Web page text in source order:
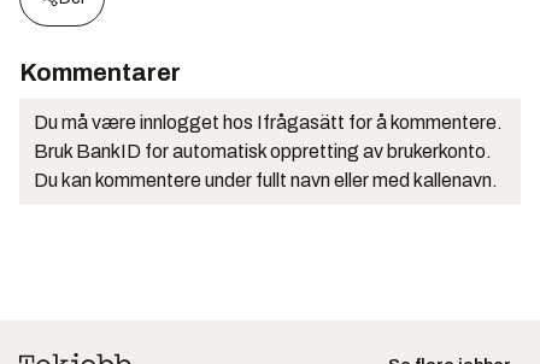
Kommentarer
Du må være innlogget hos Ifrågasätt for å kommentere.
Bruk BankID for automatisk oppretting av brukerkonto.
Du kan kommentere under fullt navn eller med kallenavn.